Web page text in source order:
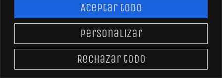
Personalizar
Rechazar todo
Aceptar todo
POLÍTICA DE PRIVACIDAD
AVISO LEGAL
POLÍTICA DE COOKIES